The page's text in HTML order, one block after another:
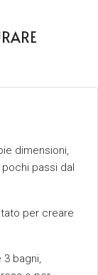
dimensioni,
passi dal
per creare
bagni,